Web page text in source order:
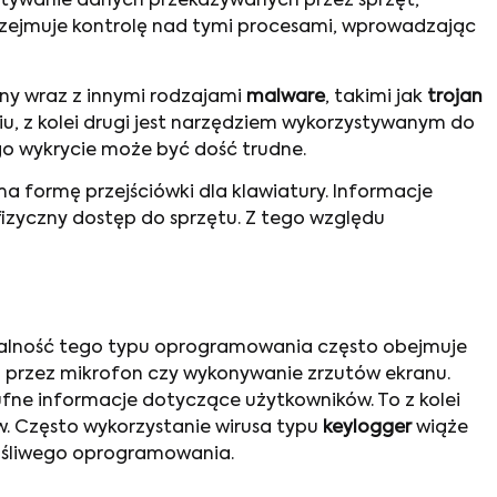
kontrolę nad tymi procesami, wprowadzając
wraz z innymi rodzajami malware, takimi jak trojan
z kolei drugi jest narzędziem wykorzystywanym do
wykrycie może być dość trudne.
formę przejściówki dla klawiatury. Informacje
dostęp do sprzętu. Z tego względu
tego typu oprogramowania często obejmuje
mikrofon czy wykonywanie zrzutów ekranu.
informacje dotyczące użytkowników. To z kolei
Często wykorzystanie wirusa typu keyloggerwiąże
oprogramowania.